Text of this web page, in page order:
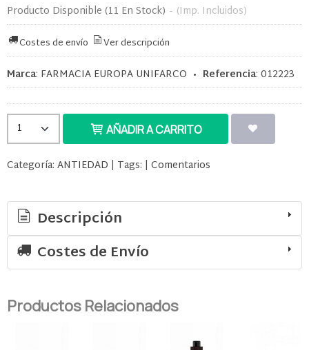
Producto Disponible (11 En Stock) - (Imp. Incluidos)
Costes de envío Ver descripción
Marca: FARMACIA EUROPA UNIFARCO • Referencia: 012223
AÑADIR A CARRITO
Categoría: ANTIEDAD | Tags: | Comentarios
Descripción
Costes de Envío
Productos Relacionados